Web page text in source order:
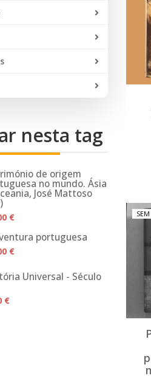
nesta tag
de origem
no mundo. Ásia
José Mattoso
€
portuguesa
€
Universal - Século
€